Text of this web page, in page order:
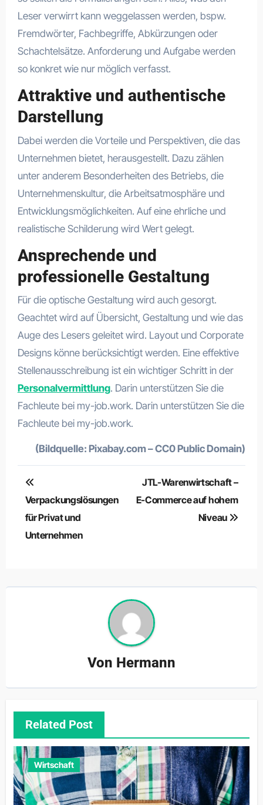
Leser verwirrt kann weggelassen werden, bspw.
Fremdwörter, Fachbegriffe, Abkürzungen oder
Schachtelsätze. Anforderung und Aufgabe werden
so konkret wie nur möglich verfasst.
Attraktive und authentische
Darstellung
Dabei werden die Vorteile und Perspektiven, die das
Unternehmen bietet, herausgestellt. Dazu zählen
unter anderem Besonderheiten des Betriebs, die
Unternehmenskultur, die Arbeitsatmosphäre und
Entwicklungsmöglichkeiten. Auf eine ehrliche und
realistische Schilderung wird Wert gelegt.
Ansprechende und
professionelle Gestaltung
Für die optische Gestaltung wird auch gesorgt.
Geachtet wird auf Übersicht, Gestaltung und wie das
Auge des Lesers geleitet wird. Layout und Corporate
Designs könne berücksichtigt werden. Eine effektive
Stellenausschreibung ist ein wichtiger Schritt in der
Personalvermittlung. Darin unterstützen Sie die
Fachleute bei my-job.work. Darin unterstützen Sie die
Fachleute bei my-job.work.
(Bildquelle: Pixabay.com – CC0 Public Domain)
Beitragsnavigation
Verpackungslösungen
für Privat und
Unternehmen
JTL-Warenwirtschaft –
E-Commerce auf hohem
Niveau
Von Hermann
Related Post
Wirtschaft